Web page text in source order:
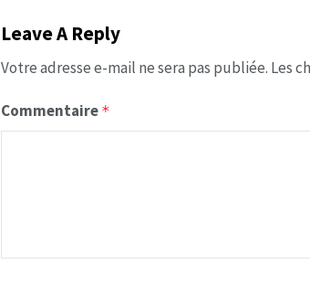
Leave A Reply
Votre adresse e-mail ne sera pas publiée. Les
Commentaire *